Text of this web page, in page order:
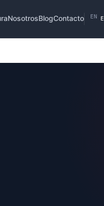
NosotrosBlogContacto EN